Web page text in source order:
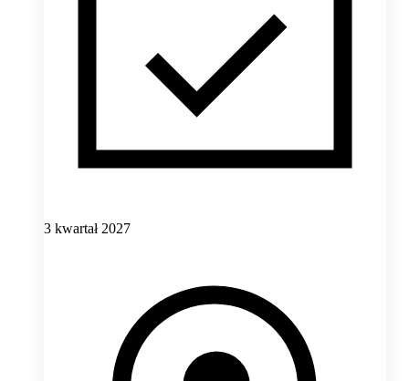
3 kwartał 2027